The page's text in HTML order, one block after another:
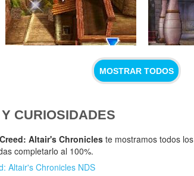
MOSTRAR TODOS
CURIOSIDADES
Altair's Chronicleste mostramos todos
completarlo al 100%.
Altair's Chronicles NDS